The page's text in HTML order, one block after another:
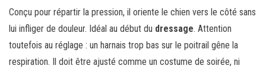
Conçu pour répartir la pression, il oriente le chien vers le côté sans
lui infliger de douleur. Idéal au début du dressage. Attention
toutefois au réglage : un harnais trop bas sur le poitrail gêne la
respiration. Il doit être ajusté comme un costume de soirée, ni